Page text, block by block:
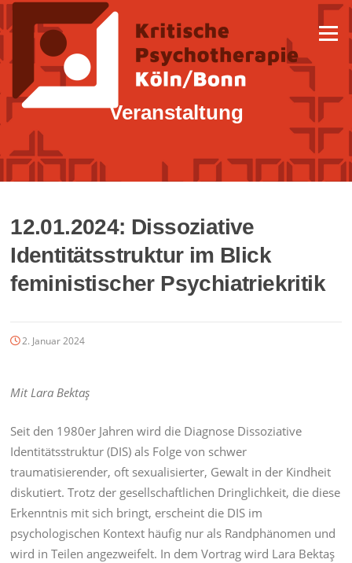
Zum
Inhalt
springen
Menü
Veranstaltung
12.01.2024: Dissoziative
Identitätsstruktur im Blick
feministischer Psychiatriekritik
2. Januar 2024
Mit Lara Bektaş
Seit den 1980er Jahren wird die Diagnose Dissoziative
Identitätsstruktur (DIS) als Folge von schwer
traumatisierender, oft sexualisierter, Gewalt in der Kindheit
diskutiert. Trotz der gesellschaftlichen Dringlichkeit, die diese
Erkenntnis mit sich bringt, erscheint die DIS im
psychologischen Kontext häufig nur als Randphänomen und
wird in Teilen angezweifelt. In dem Vortrag wird Lara Bektaş